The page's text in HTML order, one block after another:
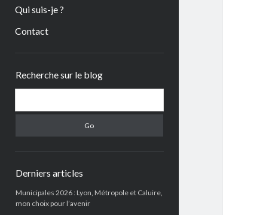
Qui suis-je ?
Contact
Recherche sur le blog
Derniers articles
Municipales 2026 : Lyon, Métropole et Caluire,
mon choix pour l’avenir